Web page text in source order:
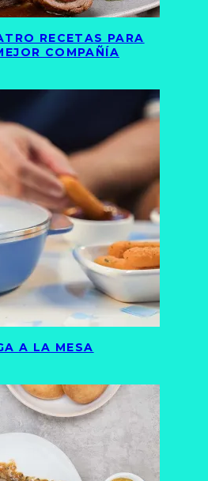
RECETAS PARA
COMPAÑÍA
A LA MESA